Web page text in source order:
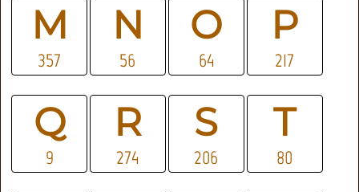
M
357
N
56
O
64
P
217
Q
9
R
274
S
206
T
80